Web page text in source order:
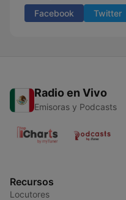
Facebook Twitter
Radio en Vivo
Emisoras y Podcasts
Recursos
Locutores